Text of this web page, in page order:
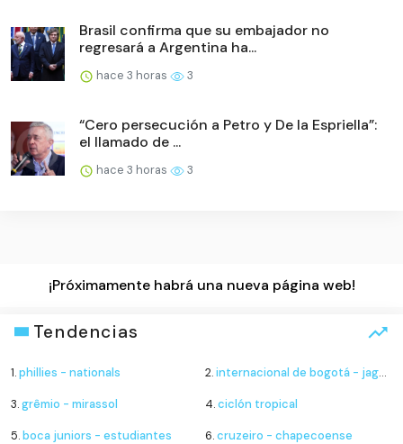
Brasil confirma que su embajador no
regresará a Argentina ha...
hace 3 horas 3
“Cero persecución a Petro y De la Espriella”:
el llamado de ...
hace 3 horas 3
¡Próximamente habrá una nueva página web!
Tendencias
1.phillies - nationals 2.internacional de bogotá - jaguares
3.grêmio - mirassol 4.ciclón tropical
5.boca juniors - estudiantes 6.cruzeiro - chapecoense